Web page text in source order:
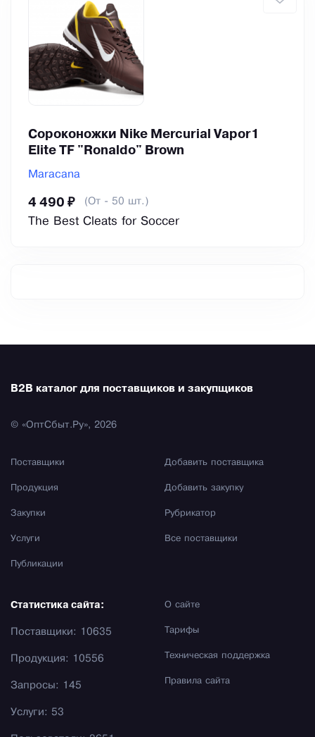
Сороконожки Nike Mercurial Vapor1
Elite TF "Ronaldo" Brown
Maracana
4 490 ₽ (От - 50 шт.)
The Best Cleats for Soccer
B2B каталог для поставщиков и закупщиков
© «ОптСбыт.Ру», 2026
Поставщики
Продукция
Закупки
Услуги
Публикации
Добавить поставщика
Добавить закупку
Рубрикатор
Все поставщики
О сайте
Тарифы
Техническая поддержка
Правила сайта
Статистика сайта:
Поставщики: 10635
Продукция: 10556
Запросы: 145
Услуги: 53